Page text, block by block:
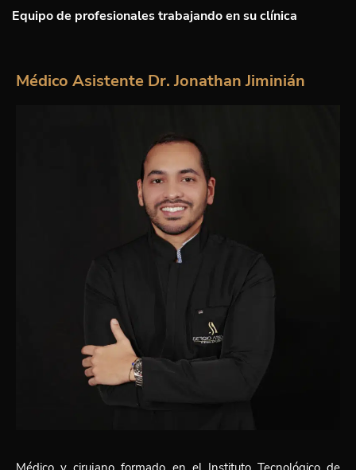
Equipo de profesionales trabajando en su clínica
Médico Asistente Dr. Jonathan Jiminián